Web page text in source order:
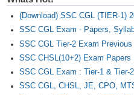
(Download) SSC CGL (TIER-1)
SSC CGL Exam - Papers,
SSC CGL Tier-2 Exam Previous
SSC CHSL(10+2) Exam Papers
SSC CGL Exam : Tier-1 & Tier-2
SSC CGL, CHSL, JE, CPO,